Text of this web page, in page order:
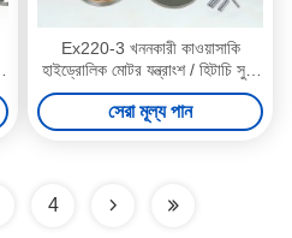
Ex220-3 খননকারী কাওয়াসাকি
হাইড্রোলিক মোটর যন্ত্রাংশ / হিটাচি সুইং
মোটর পার্টস Hpv091
সেরা মূল্য পান
4